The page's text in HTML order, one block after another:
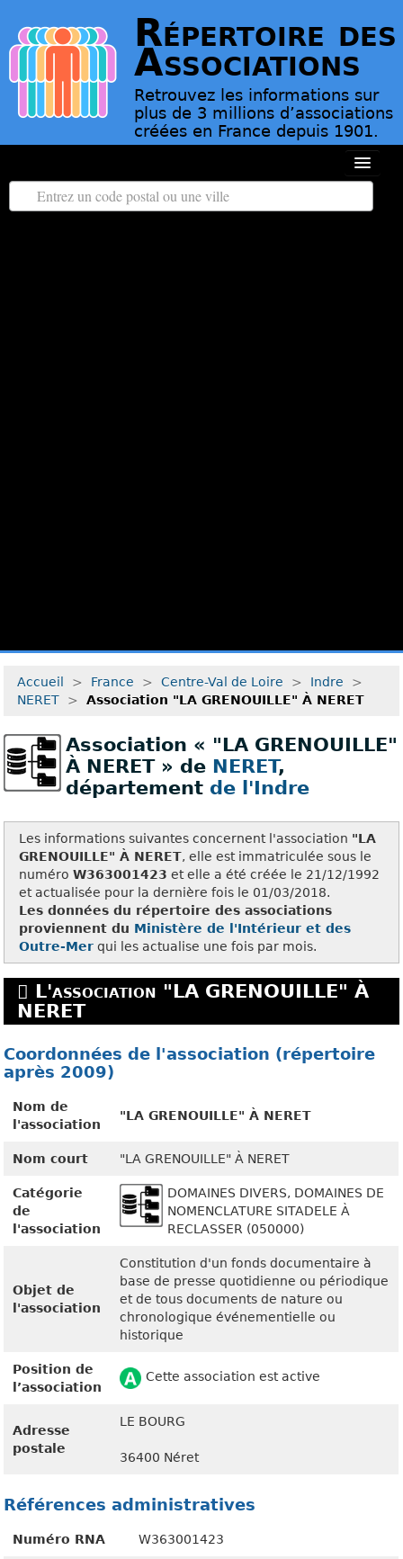
Répertoire des
Associations
Retrouvez les informations sur
plus de 3 millions d’associations
créées en France depuis 1901.
Accueil > France > Centre-Val de Loire > Indre
>
NERET
> Association "LA GRENOUILLE" À NERET
Association « "LA GRENOUILLE"
À NERET » de NERET,
département de l'Indre
Les informations suivantes concernent l'association "LA
GRENOUILLE" À NERET, elle est immatriculée sous le
numéroW363001423 et elle a été créée le 21/12/1992
et actualisée pour la dernière fois le 01/03/2018.
Les données du répertoire des associations
proviennent du Ministère de l'Intérieur et des
Outre-Mer qui les actualise une fois par mois.
L'association "LA GRENOUILLE" À
NERET
Coordonnées de l'association (répertoire
après 2009)
Nom de
l'association
"LA GRENOUILLE" À NERET
Nom court "LA GRENOUILLE" À NERET
Catégorie
de
l'association
DOMAINES DIVERS, DOMAINES DE
NOMENCLATURE SITADELE À
RECLASSER (050000)
Objet de
l'association
Constitution d'un fonds documentaire à
base de presse quotidienne ou périodique
et de tous documents de nature ou
chronologique événementielle ou
historique
Position de
l’association
Cette association est active
Adresse
postale
LE BOURG
36400 Néret
Références administratives
Numéro RNA W363001423